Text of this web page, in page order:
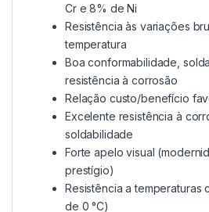
Cr e 8% de Ni
Resistência às variações
temperatura
Boa conformabilidade,
resistência à corrosão
Relação custo/benefício
Excelente resistência à
soldabilidade
Forte apelo visual
prestígio)
Resistência a temperaturas
de 0 °C)